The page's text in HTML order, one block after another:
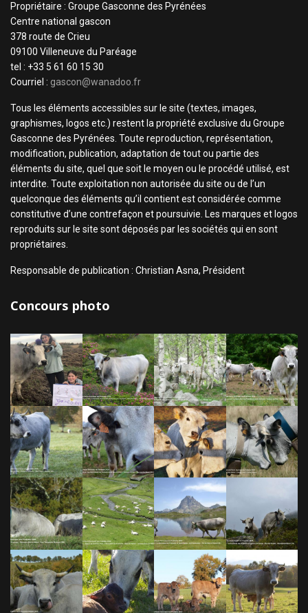
Propriétaire : Groupe Gasconne des Pyrénées
Centre national gascon
378 route de Crieu
09100 Villeneuve du Paréage
tel : +33 5 61 60 15 30
Courriel : gascon@wanadoo.fr
Tous les éléments accessibles sur le site (textes, images,
graphismes, logos etc.) restent la propriété exclusive du Groupe
Gasconne des Pyrénées. Toute reproduction, représentation,
modification, publication, adaptation de tout ou partie des
éléments du site, quel que soit le moyen ou le procédé utilisé, est
interdite. Toute exploitation non autorisée du site ou de l’un
quelconque des éléments qu’il contient est considérée comme
constitutive d’une contrefaçon et poursuivie. Les marques et logos
reproduits sur le site sont déposés par les sociétés qui en sont
propriétaires.
Responsable de publication : Christian Asna, Président
Concours photo